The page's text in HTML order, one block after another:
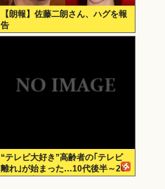
【朗報】佐藤二朗さん、ハグを報
告
“テレビ大好き”高齢者の｢テレビ
離れ｣が始まった…10代後半～20